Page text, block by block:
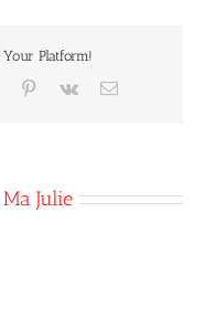
Your Platform!
Tumblr Pinterest
Vk Courriel
Julie